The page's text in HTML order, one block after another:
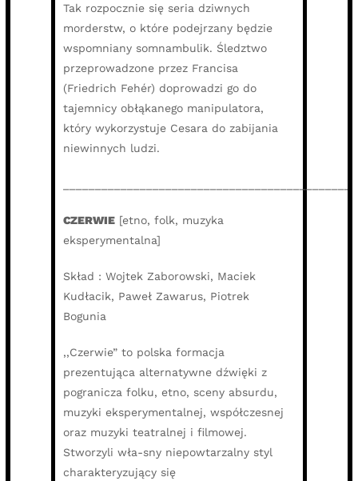
Tak rozpocznie się seria dziwnych
morderstw, o które podejrzany będzie
wspomniany somnambulik. Śledztwo
przeprowadzone przez Francisa
(Friedrich Fehér) doprowadzi go do
tajemnicy obłąkanego manipulatora,
który wykorzystuje Cesara do zabijania
niewinnych ludzi.
CZERWIE [etno, folk, muzyka
eksperymentalna]
Skład : Wojtek Zaborowski, Maciek
Kudłacik, Paweł Zawarus, Piotrek
Bogunia
,,Czerwie” to polska formacja
prezentująca alternatywne dźwięki z
pogranicza folku, etno, sceny absurdu,
muzyki eksperymentalnej, współczesnej
oraz muzyki teatralnej i filmowej.
Stworzyli wła-sny niepowtarzalny styl
charakteryzujący się